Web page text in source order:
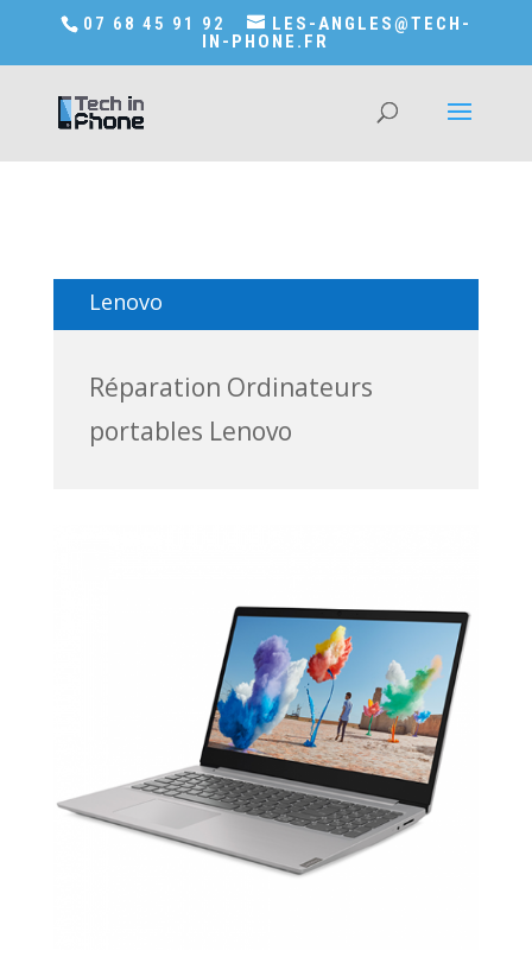
Accédez a Shop-in-tech-in-phone
07 68 45 91 92
LES-ANGLES@TECH-
IN-PHONE.FR
Lenovo
Réparation Ordinateurs
portables Lenovo